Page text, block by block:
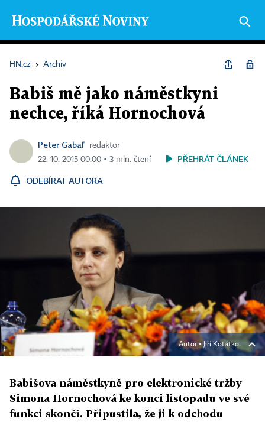
HN.cz › Archiv
Babiš mě jako náměstkyni
nechce, říká Hornochová
Peter Gabaľ
redaktor
22. 10. 2015 00:00 ▪ 3 min. čtení
PŘEHRÁT ČLÁNEK
ODEBÍRAT AUTORA
Autor ▪ Jiří Koťátko
Babišova náměstkyně pro elektronické tržby
Simona Hornochová ke konci listopadu ve své
funkci skončí. Připustila, že ji k odchodu